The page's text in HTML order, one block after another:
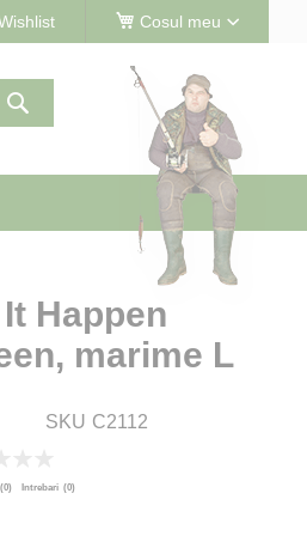
Cosul meu
Happen
marime L
SKU C2112
(0) Intrebari (0)